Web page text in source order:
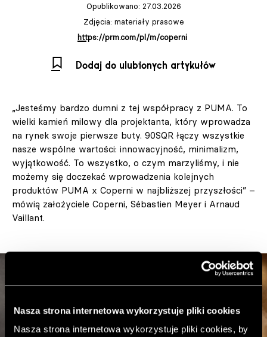
Nasza strona internetowa wykorzystuje pliki cookies
Nasza strona internetowa wykorzystuje pliki cookies, by
Opublikowano: 27.03.2026
Zdjęcia: materiały prasowe
https://prm.com/pl/m/coperni
Dodaj do ulubionych artykułów
„Jesteśmy bardzo dumni z tej współpracy z PUMA. To
wielki kamień milowy dla projektanta, który wprowadza
na rynek swoje pierwsze buty. 90SQR łączy wszystkie
nasze wspólne wartości: innowacyjność, minimalizm,
wyjątkowość. To wszystko, o czym marzyliśmy, i nie
możemy się doczekać wprowadzenia kolejnych
produktów PUMA x Coperni w najbliższej przyszłości” –
mówią założyciele Coperni, Sébastien Meyer i Arnaud
Vaillant.